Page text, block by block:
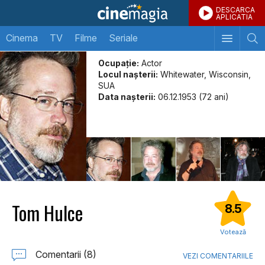
DESCARCA
APLICATIA
Cinema TV Filme Seriale
Ocupație: Actor
Locul naşterii: Whitewater, Wisconsin,
SUA
Data naşterii: 06.12.1953 (72 ani)
Tom Hulce 8.5
Votează
Comentarii (8) VEZI COMENTARIILE